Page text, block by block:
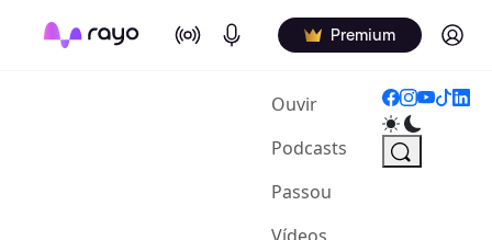
On Air Podcasts Premium Log in
Ouvir(current)
Podcasts
Passou